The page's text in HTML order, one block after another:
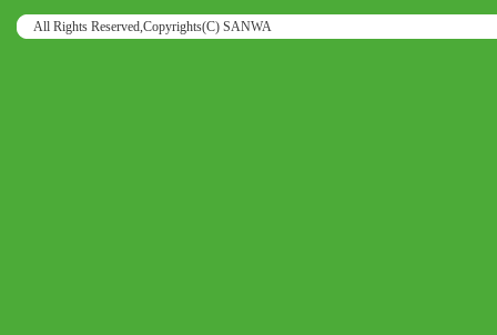
All Rights Reserved,Copyrights(C) SANWA